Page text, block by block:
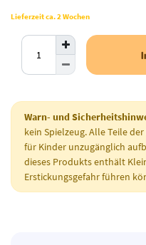
Lieferzeit ca. 2 Wochen
Warn- und
kein Spielzeug. Alle Teile
für Kinder unzugänglich
dieses Produkts enthält
Erstickungsgefahr führen